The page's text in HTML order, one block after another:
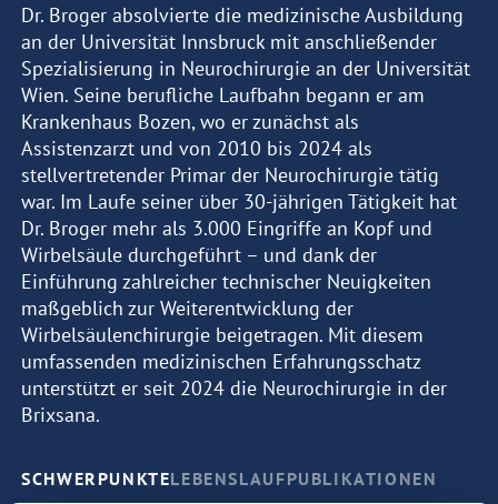
Dr. Broger absolvierte die medizinische Ausbildung
an der Universität Innsbruck mit anschließender
Spezialisierung in Neurochirurgie an der Universität
Wien. Seine berufliche Laufbahn begann er am
Krankenhaus Bozen, wo er zunächst als
Assistenzarzt und von 2010 bis 2024 als
stellvertretender Primar der Neurochirurgie tätig
war. Im Laufe seiner über 30-jährigen Tätigkeit hat
Dr. Broger mehr als 3.000 Eingriffe an Kopf und
Wirbelsäule durchgeführt – und dank der
Einführung zahlreicher technischer Neuigkeiten
maßgeblich zur Weiterentwicklung der
Wirbelsäulenchirurgie beigetragen. Mit diesem
umfassenden medizinischen Erfahrungsschatz
unterstützt er seit 2024 die Neurochirurgie in der
Brixsana.
SCHWERPUNKTELEBENSLAUFPUBLIKATIONEN